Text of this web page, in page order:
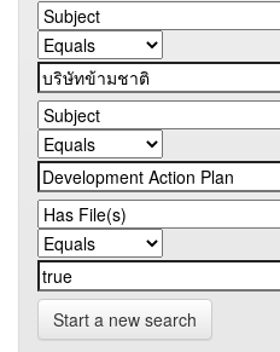
Start a new search